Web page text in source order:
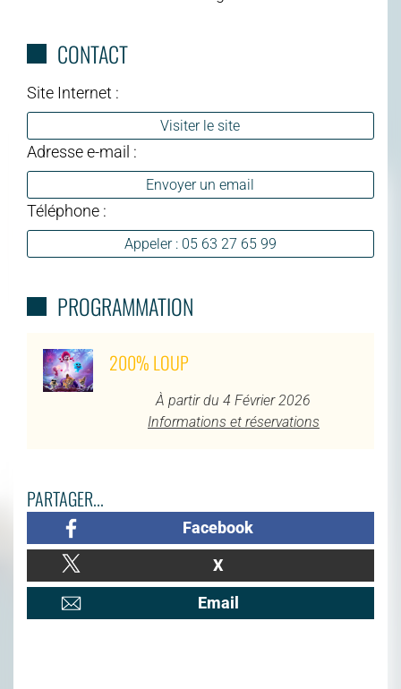
CONTACT
Site Internet :
Visiter le site
Adresse e-mail :
Envoyer un email
Téléphone :
Appeler : 05 63 27 65 99
PROGRAMMATION
200% LOUP
À partir du 4 Février 2026
Informations et réservations
PARTAGER...
Facebook
X
Email